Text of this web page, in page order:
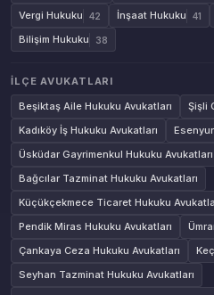
Vergi Hukuku 42 İnşaat Hukuku 41
Bilişim Hukuku 38
İLÇE AVUKATLARI
Beşiktaş Aile Hukuku Avukatları
Şişli
Kadıköy İş Hukuku Avukatları
Üsküdar Gayrimenkul Hukuku Avukatları
Bağcılar Tazminat Hukuku Avukatları
Küçükçekmece Ticaret Hukuku
Pendik Miras Hukuku Avukatları
Çankaya Ceza Hukuku Avukatları
Seyhan Tazminat Hukuku Avukatları